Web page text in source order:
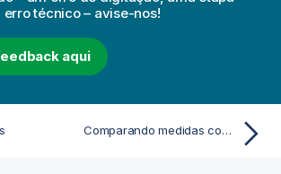
erro técnico – avise-nos!
aqui
Comparando medidas com uma escala diferente usando um gráfico de combinação